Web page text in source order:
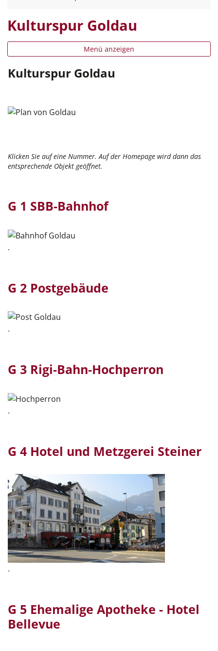
Kulturspur Goldau
Menü anzeigen
Kulturspur Goldau
Klicken Sie auf eine Nummer. Auf der Homepage wird dann das
entsprechende Objekt geöffnet.
G 1 SBB-Bahnhof
.
G 2 Postgebäude
.
G 3 Rigi-Bahn-Hochperron
.
G 4 Hotel und Metzgerei Steiner
.
G 5 Ehemalige Apotheke - Hotel
Bellevue